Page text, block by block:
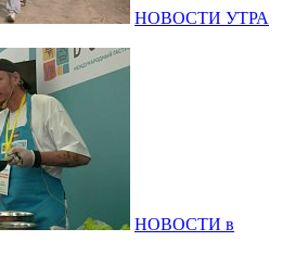
НОВОСТИ УТРА
НОВОСТИ в